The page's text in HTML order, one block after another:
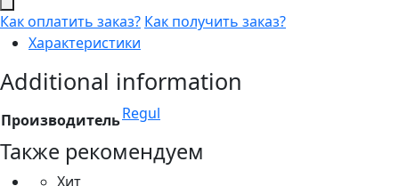
Как оплатить заказ? Как получить заказ?
Характеристики
Additional information
ПроизводительRegul
Также рекомендуем
Хит